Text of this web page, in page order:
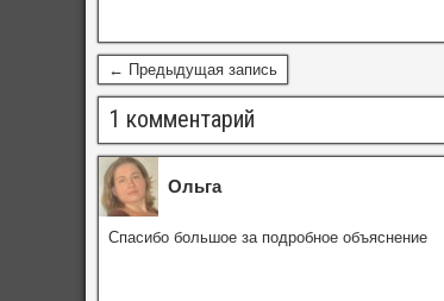
← Предыдущая запись
1 комментарий
Ольга
Спасибо большое за подробное объяснение